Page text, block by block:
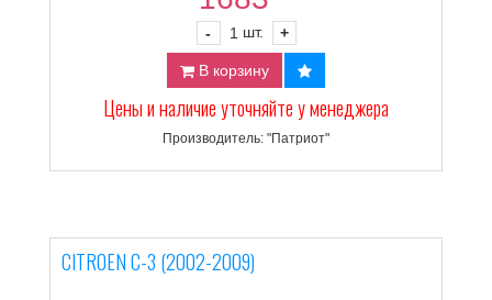
- 1 шт. +
В корзину
Цены и наличие уточняйте у менеджера
Производитель: "Патриот"
CITROEN C-3 (2002-2009)